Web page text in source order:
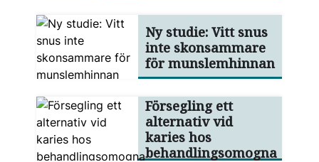
Ny studie: Vitt snus
inte skonsammare
för munslemhinnan
Försegling ett
alternativ vid
karies hos
behandlingsomogna